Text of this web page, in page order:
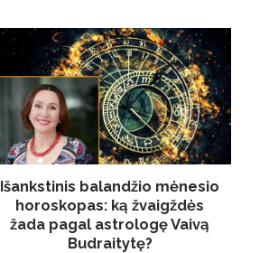
Išankstinis balandžio mėnesio
horoskopas: ką žvaigždės
žada pagal astrologę Vaivą
Budraitytę?